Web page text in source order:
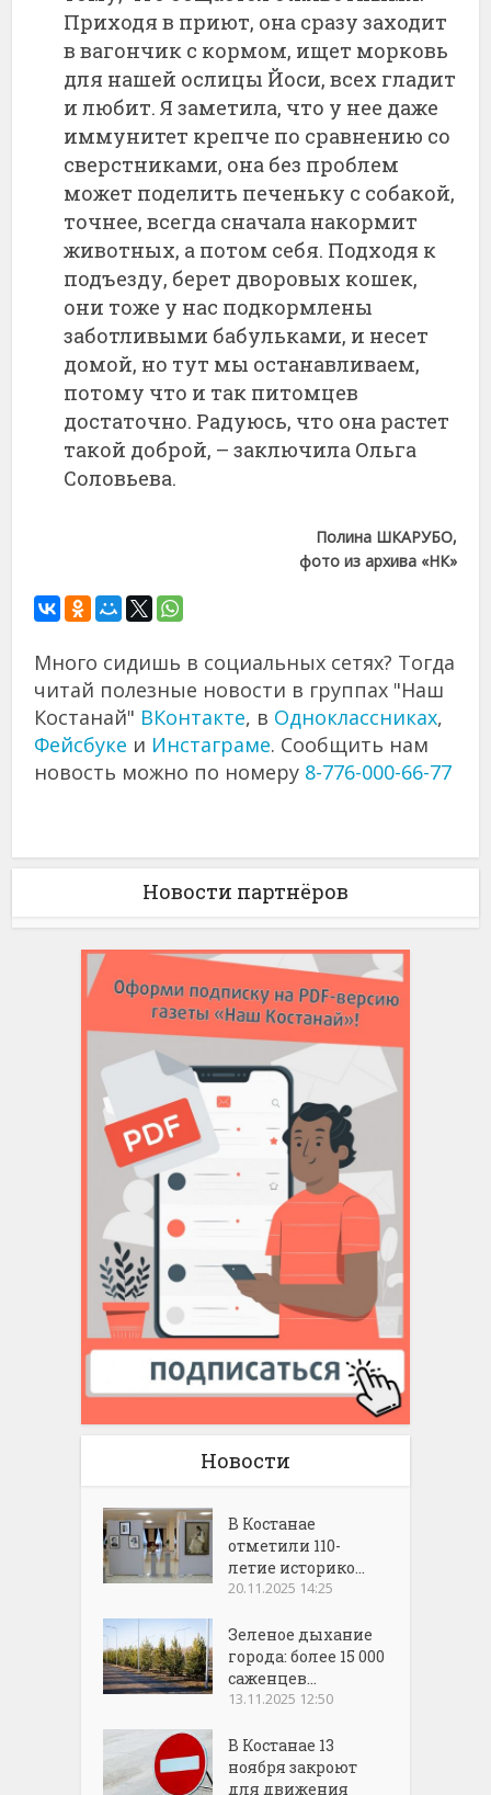
Приходя в приют, она сразу заходит
в вагончик с кормом, ищет морковь
для нашей ослицы Йоси, всех гладит
и любит. Я заметила, что у нее даже
иммунитет крепче по сравнению со
сверстниками, она без проблем
может поделить печеньку с собакой,
точнее, всегда сначала накормит
животных, а потом себя. Подходя к
подъезду, берет дворовых кошек,
они тоже у нас подкормлены
заботливыми бабульками, и несет
домой, но тут мы останавливаем,
потому что и так питомцев
достаточно. Радуюсь, что она растет
такой доброй, – заключила Ольга
Соловьева.
Полина ШКАРУБО,
фото из архива «НК»
Много сидишь в социальных сетях? Тогда
читай полезные новости в группах "Наш
Костанай" ВКонтакте, в Одноклассниках,
Фейсбуке и Инстаграме. Сообщить нам
новость можно по номеру 8-776-000-66-77
Новости партнёров
Новости
В Костанае
отметили 110-
летие историко...
20.11.2025 14:25
Зеленое дыхание
города: более 15 000
саженцев...
13.11.2025 12:50
В Костанае 13
ноября закроют
для движения